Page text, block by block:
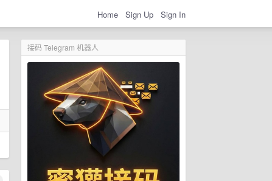
Home Sign Up Sign In
接码 Telegram 机器人